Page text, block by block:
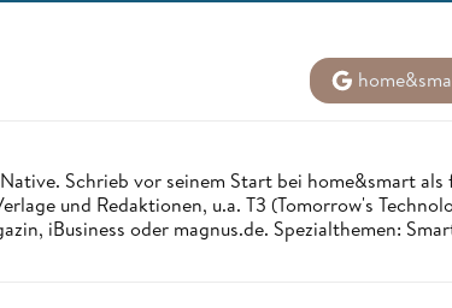
Schrieb vor seinem Start bei home&smart
und Redaktionen, u.a. T3 (Tomorrow's
iBusiness oder magnus.de. Spezialthemen: